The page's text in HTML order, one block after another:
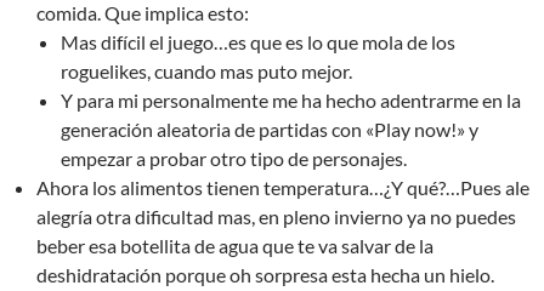
comida. Que implica esto:
Mas difícil el juego…es que es lo que mola de los
roguelikes, cuando mas puto mejor.
Y para mi personalmente me ha hecho adentrarme en la
generación aleatoria de partidas con «Play now!» y
empezar a probar otro tipo de personajes.
Ahora los alimentos tienen temperatura…¿Y qué?…Pues ale
alegría otra dificultad mas, en pleno invierno ya no puedes
beber esa botellita de agua que te va salvar de la
deshidratación porque oh sorpresa esta hecha un hielo.